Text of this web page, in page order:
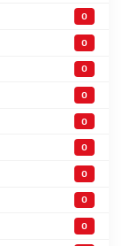
0
0
0
0
0
0
0
0
0